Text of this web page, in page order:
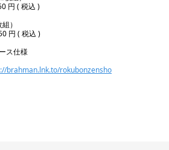
円 ( 税込 )
）
円 ( 税込 )
ス仕様
brahman.lnk.to/rokubonzensho